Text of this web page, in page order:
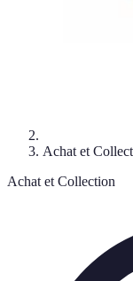
Achat et
Achat et Collection